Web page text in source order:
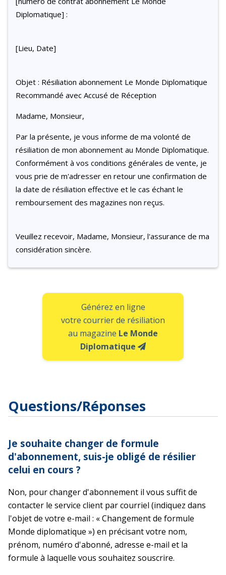
Diplomatique] :
[Lieu, Date]
Objet : Résiliation abonnement Le Monde Diplomatique
Recommandé avec Accusé de Réception
Madame, Monsieur,
Par la présente, je vous informe de ma volonté de
résiliation de mon abonnement au Monde Diplomatique.
Conformément à vos conditions générales de vente, je
vous prie de m'adresser en retour une confirmation de
la date de résiliation effective et le cas échant le
remboursement des magazines non reçus.
Veuillez recevoir, Madame, Monsieur, l'assurance de ma
considération sincère.
Générez en ligne
votre courrier de résiliation
au magazine Le Monde
Diplomatique
Questions/Réponses
Je souhaite changer de formule
d'abonnement, suis-je obligé de résilier
celui en cours ?
Non, pour changer d'abonnement il vous suffit de
contacter le service client par courriel (indiquez dans
l'objet de votre e-mail : « Changement de formule
Monde diplomatique ») en précisant votre nom,
prénom, numéro d'abonné, adresse e-mail et la
formule à laquelle vous souhaitez souscrire.